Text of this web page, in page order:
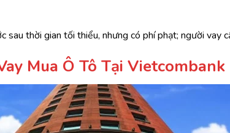
thời gian tối thiểu, nhưng có phí phạt; người vay
Mua Ô Tô Tại Vietcombank